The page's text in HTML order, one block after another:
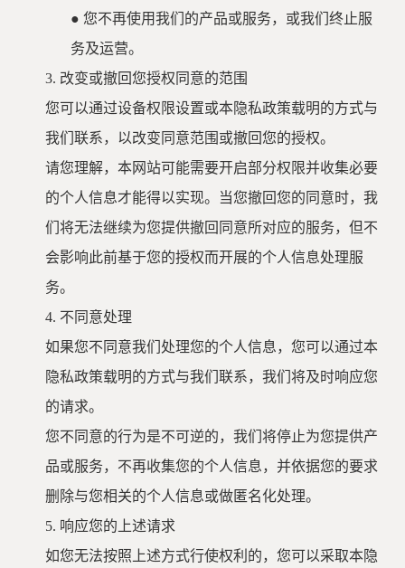
●您不再使用我们的产品或服务，或我们终止服
务及运营。
3. 改变或撤回您授权同意的范围
您可以通过设备权限设置或本隐私政策载明的方式与
我们联系，以改变同意范围或撤回您的授权。
请您理解，本网站可能需要开启部分权限并收集必要
的个人信息才能得以实现。当您撤回您的同意时，我
们将无法继续为您提供撤回同意所对应的服务，但不
会影响此前基于您的授权而开展的个人信息处理服
务。
4. 不同意处理
如果您不同意我们处理您的个人信息，您可以通过本
隐私政策载明的方式与我们联系，我们将及时响应您
的请求。
您不同意的行为是不可逆的，我们将停止为您提供产
品或服务，不再收集您的个人信息，并依据您的要求
删除与您相关的个人信息或做匿名化处理。
5. 响应您的上述请求
如您无法按照上述方式行使权利的，您可以采取本隐